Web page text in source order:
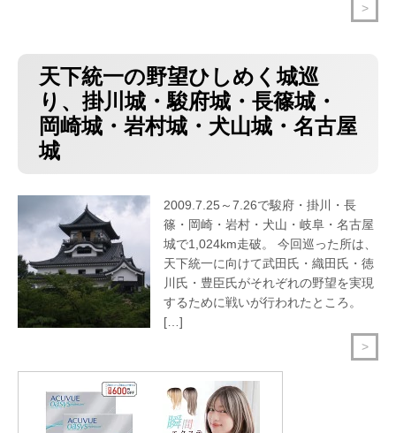
>
天下統一の野望ひしめく城巡
り、掛川城・駿府城・長篠城・
岡崎城・岩村城・犬山城・名古屋
城
2009.7.25～7.26で駿府・掛川・長
篠・岡崎・岩村・犬山・岐阜・名古屋
城で1,024km走破。 今回巡った所は、
天下統一に向けて武田氏・織田氏・徳
川氏・豊臣氏がそれぞれの野望を実現
するために戦いが行われたところ。
[…]
>